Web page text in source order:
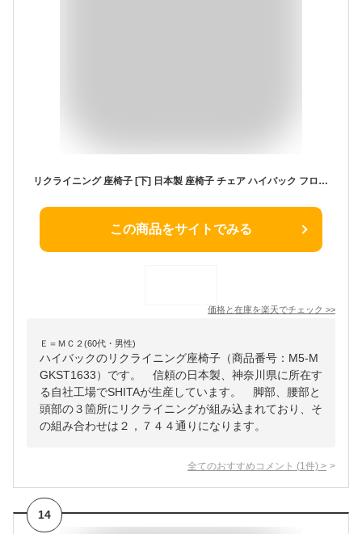
リクライニング 座椅子 [下] 日本製 座椅子 チェア ハイバック フロア ソファ 一人掛け ソファ 1人用 ロー リラックス リクライニング 1人掛け こたつ座椅子 モダン 北欧 おしゃれ 一人暮らし 新生活
この商品をサイトでみる
価格と在庫を楽天でチェック >>
Ｅ＝ＭＣ２(60代・男性)
ハイバックのリクライニング座椅子（商品番号：M5-M
GKST1633）です。 信頼の日本製、神奈川県に所在す
る自社工場でSHITAが生産しています。 脚部、腰部と
頭部の３箇所にリクライニングが組み込まれており、そ
の組み合わせは２，７４４通りになります。
全てのおすすめコメント (1 件) >
14